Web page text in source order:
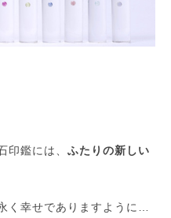
印鑑には、 ふたりの新しい
く幸せでありますように…